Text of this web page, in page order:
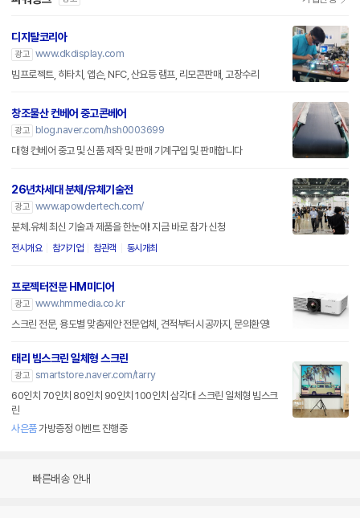
디지탈코리아
광고 www.dkdisplay.com
빔프로젝트, 히타치, 앱슨, NFC, 산요등 램프, 리모콘판매, 고장수리
창조물산 컨베어 중고콘베어
광고
blog.naver.com/hsh0003699
대형 컨베어 중고 및 신품 제작 및 판매 기계구입 및 판매합니다
26년차세대 분체/유체기술전
광고 www.apowdertech.com/
분체.유체 최신 기술과 제품을 한눈에! 지금 바로 참가 신청
전시개요 참가기업 참관객 동시개최
프로젝터전문 HM미디어
광고 www.hmmedia.co.kr
스크린 전문, 용도별 맞춤제안 전문업체, 견적부터 시공까지, 문의환영!
태리 빔스크린 일체형 스크린
광고 smartstore.naver.com/tarry
60인치 70인치 80인치 90인치 100인치 삼각대 스크린 일체형 빔스크
린
사은품가방증정 이벤트 진행중
빠른배송 안내